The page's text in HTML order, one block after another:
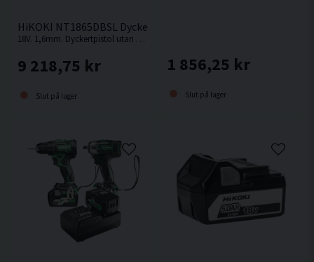
HiKOKI NT1865DBSL Dyckertpistol 18V (2x2,0Ah)
18V. 1,6mm. Dyckertpistol utan behov av kompressor, slang eller gas.
9 218,75 kr
Slut på lager
1 856,25 kr
Slut på lager